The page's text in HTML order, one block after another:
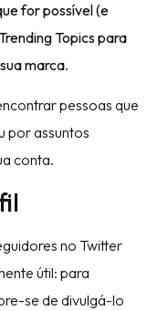
for possível (e
Topics para
marca.
pessoas que
por assuntos
conta.
no Twitter
útil: para
se de divulgá-lo